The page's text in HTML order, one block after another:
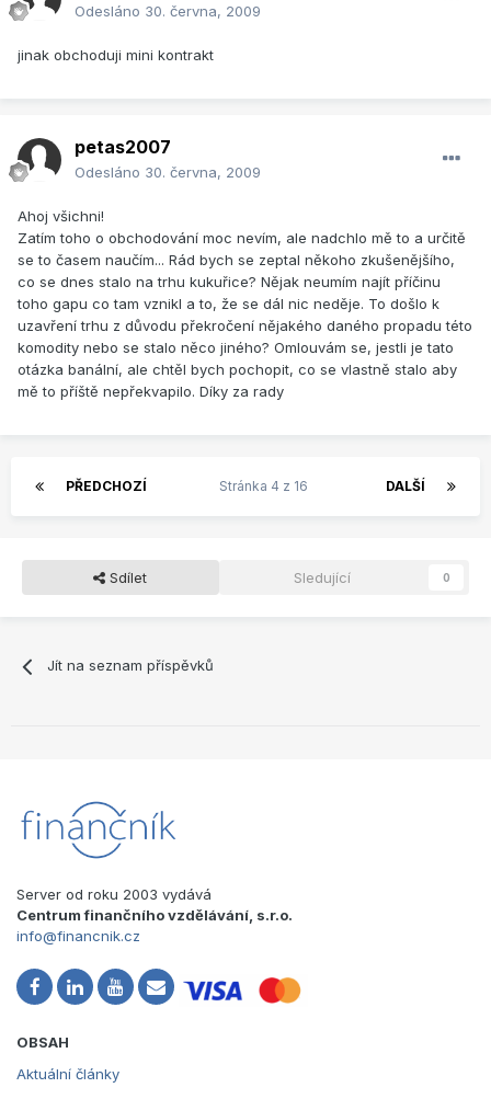
Odesláno 30. června, 2009
jinak obchoduji mini kontrakt
petas2007
Odesláno 30. června, 2009
Ahoj všichni!
Zatím toho o obchodování moc nevím, ale nadchlo mě to a určitě
se to časem naučím... Rád bych se zeptal někoho zkušenějšího,
co se dnes stalo na trhu kukuřice? Nějak neumím najít příčinu
toho gapu co tam vznikl a to, že se dál nic neděje. To došlo k
uzavření trhu z důvodu překročení nějakého daného propadu této
komodity nebo se stalo něco jiného? Omlouvám se, jestli je tato
otázka banální, ale chtěl bych pochopit, co se vlastně stalo aby
mě to příště nepřekvapilo. Díky za rady
PŘEDCHOZÍ DALŠÍ
Stránka 4 z 16
Sdílet Sledující 0
Jít na seznam příspěvků
Server od roku 2003 vydává
Centrum finančního vzdělávání, s.r.o.
info@financnik.cz
OBSAH
Aktuální články